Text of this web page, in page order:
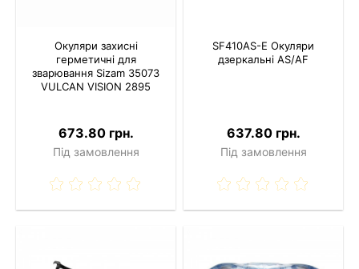
Окуляри захисні
герметичні для
зварювання Sizam 35073
VULCAN VISION 2895
673.80 грн.
Під замовлення
SF410AS-E Окуляри
дзеркальні AS/AF
637.80 грн.
Під замовлення